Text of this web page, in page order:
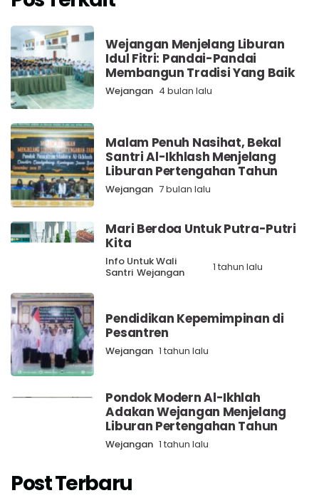
Wejangan Menjelang Liburan
Idul Fitri: Pandai-Pandai
Membangun Tradisi Yang Baik
Wejangan 4 bulan lalu
Malam Penuh Nasihat, Bekal
Santri Al-Ikhlash Menjelang
Liburan Pertengahan Tahun
Wejangan 7 bulan lalu
Mari Berdoa Untuk Putra-Putri
Kita
Info Untuk Wali
Santri Wejangan 1 tahun lalu
Pendidikan Kepemimpinan di
Pesantren
Wejangan 1 tahun lalu
Pondok Modern Al-Ikhlah
Adakan Wejangan Menjelang
Liburan Pertengahan Tahun
Wejangan 1 tahun lalu
Post Terbaru